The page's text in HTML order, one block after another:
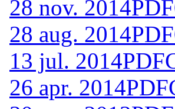
28 nov. 2014
28 aug. 2014
13 jul. 2014
26 apr. 2014